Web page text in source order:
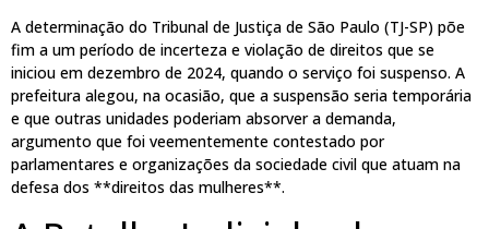
A determinação do Tribunal de Justiça de São Paulo (TJ-SP) põe
fim a um período de incerteza e violação de direitos que se
iniciou em dezembro de 2024, quando o serviço foi suspenso. A
prefeitura alegou, na ocasião, que a suspensão seria temporária
e que outras unidades poderiam absorver a demanda,
argumento que foi veementemente contestado por
parlamentares e organizações da sociedade civil que atuam na
defesa dos **direitos das mulheres**.